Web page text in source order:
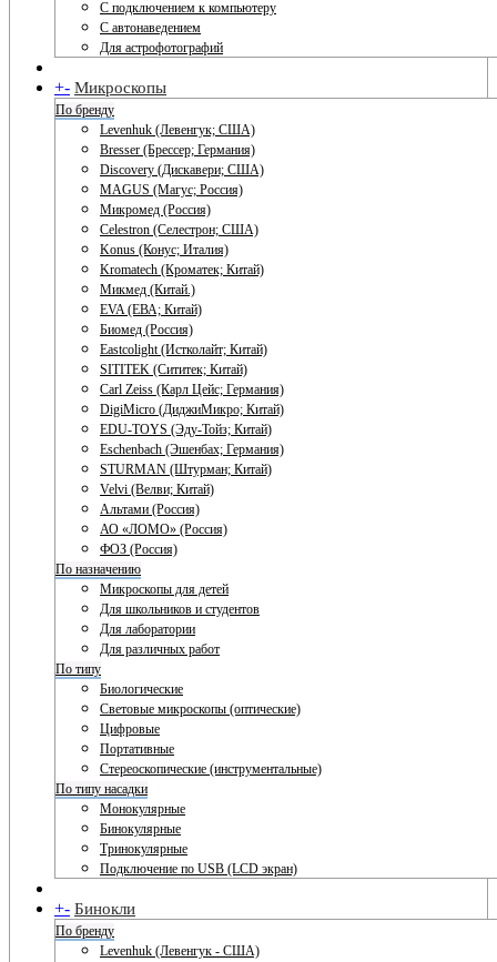
С подключением к компьютеру
С автонаведением
Для астрофотографий
+- Микроскопы
По бренду
Levenhuk (Левенгук; США)
Bresser (Брессер; Германия)
Discovery (Дискавери; США)
MAGUS (Магус; Россия)
Микромед (Россия)
Celestron (Селестрон; США)
Konus (Конус; Италия)
Kromatech (Кроматек; Китай)
Микмед (Китай.)
EVA (ЕВА; Китай)
Биомед (Россия)
Eastcolight (Истколайт; Китай)
SITITEK (Сититек; Китай)
Carl Zeiss (Карл Цейс; Германия)
DigiMicro (ДиджиМикро; Китай)
EDU-TOYS (Эду-Тойз; Китай)
Eschenbach (Эшенбах; Германия)
STURMAN (Штурман; Китай)
Velvi (Велви; Китай)
Альтами (Россия)
АО «ЛОМО» (Россия)
ФОЗ (Россия)
По назначению
Микроскопы для детей
Для школьников и студентов
Для лаборатории
Для различных работ
По типу
Биологические
Световые микроскопы (оптические)
Цифровые
Портативные
Стереоскопические (инструментальные)
По типу насадки
Монокулярные
Бинокулярные
Тринокулярные
Подключение по USB (LCD экран)
+- Бинокли
По бренду
Levenhuk (Левенгук - США)